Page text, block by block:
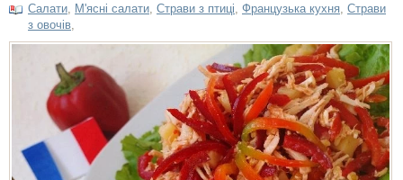
Салати М'ясні салати Страви з птиці Французька кухня Страви
з овочів